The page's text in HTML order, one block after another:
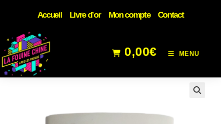
Accueil Livre d’or Mon compte Contact
0,00€ MENU